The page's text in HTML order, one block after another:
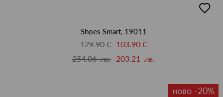
в
Shoes Smart, 19011
129.90 € 103.90 €
254.06 лв. 203.21 лв.
ново -20%